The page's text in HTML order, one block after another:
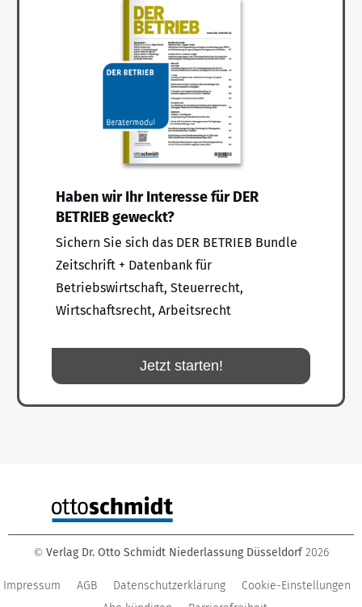
Haben wir Ihr Interesse für DER
BETRIEB geweckt?
Sichern Sie sich das DER BETRIEB Bundle
Zeitschrift + Datenbank für
Betriebswirtschaft, Steuerrecht,
Wirtschaftsrecht, Arbeitsrecht
Jetzt starten!
© Verlag Dr. Otto Schmidt Niederlassung Düsseldorf 2026
Impressum AGB Datenschutzerklärung
Cookie-Einstellungen